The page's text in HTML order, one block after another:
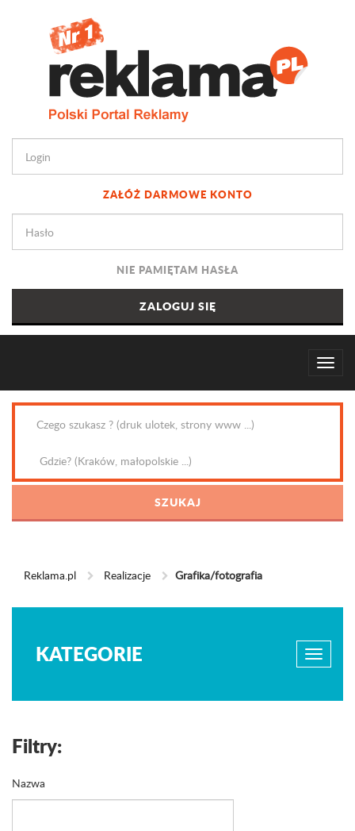
ZAŁÓŻ DARMOWE KONTO
NIE PAMIĘTAM HASŁA
Reklama.pl Realizacje Grafika/fotografia
KATEGORIE
Filtry:
Nazwa